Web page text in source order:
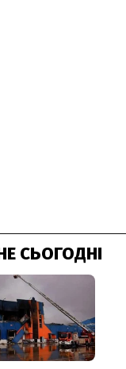
СЬОГОДНІ